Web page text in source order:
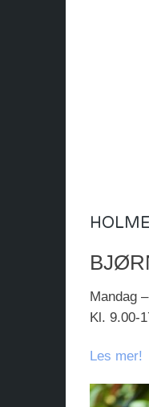
Mandag
Kl. 9.00-
Les mer!